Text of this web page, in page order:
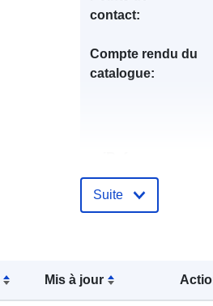
Mis à jour
contact:
Compte rendu du
catalogue:
Suite